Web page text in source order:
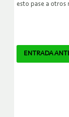
esto pase a otros
ENTRADA